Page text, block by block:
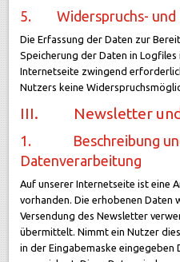
5. Widerspruchs- und
Die Erfassung der Daten zur
Speicherung der Daten in
Internetseite zwingend
Nutzers keine
III. Newsletter und
1. Beschreibung und
Datenverarbeitung
Auf unserer Internetseite ist eine
vorhanden. Die erhobenen Daten
Versendung des Newsletter
übermittelt. Nimmt ein Nutzer
in der Eingabemaske eingegeben